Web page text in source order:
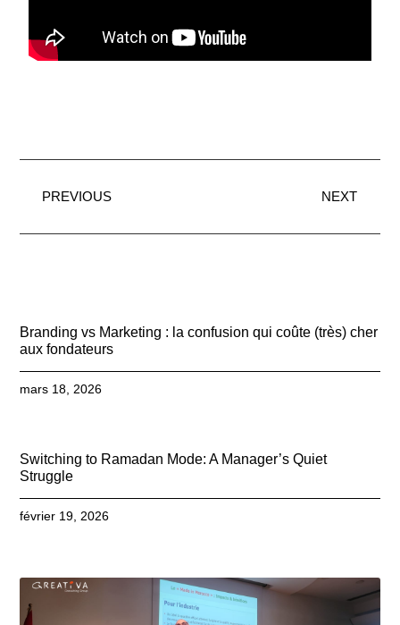
PREVIOUS NEXT
Branding vs Marketing : la confusion qui coûte (très) cher
aux fondateurs
mars 18, 2026
Switching to Ramadan Mode: A Manager’s Quiet
Struggle
février 19, 2026